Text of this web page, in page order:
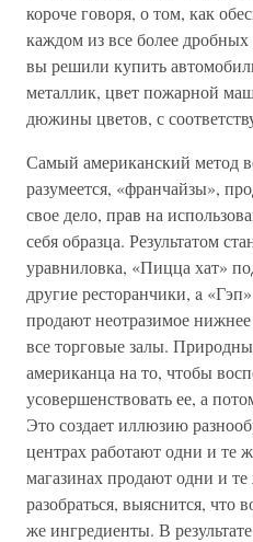
короче говоря, о том, как
каждом из все более
вы решили купить
металлик, цвет пожарной
дюжины цветов, с
Самый американский метод
разумеется, «франчайзы»,
свое дело, прав на
себя образца. Результатом
уравниловка, «Пицца хат»
другие ресторанчики, a
продают неотразимое
все торговые залы.
американца на то, чтобы
усовершенствовать ее, а
Это создает иллюзию
центрах работают одни и те
магазинах продают одни и
разобраться, выяснится, что
же ингредиенты. В